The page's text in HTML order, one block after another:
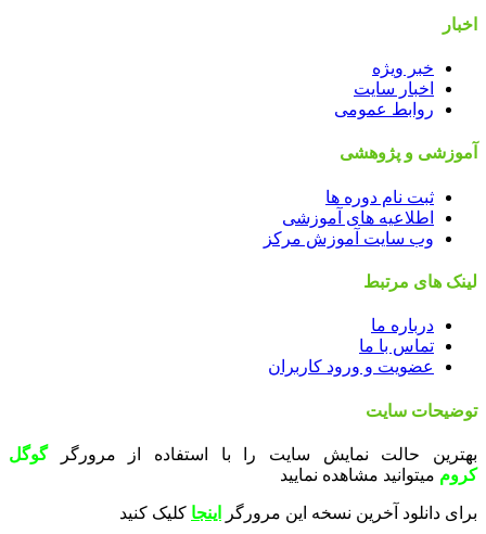
اخبار
خبر ویژه
اخبار سایت
روابط عمومی
آموزشی و پژوهشی
ثبت نام دوره ها
اطلاعیه های آموزشی
وب سایت آموزش مرکز
لینک های مرتبط
درباره ما
تماس با ما
عضویت و ورود کاربران
توضیحات سایت
بهترین حالت نمایش سایت را با استفاده از مرورگرگوگل
کروم میتوانید مشاهده نمایید
برای دانلود آخرین نسخه این مرورگر اینجا کلیک کنید